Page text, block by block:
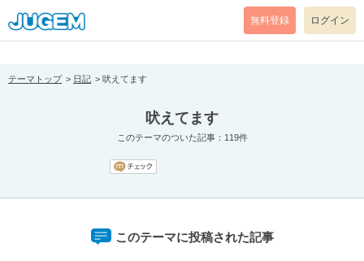
[pear_error: message="Success" code=0 mode=return level=notice
prefix="" info=""]
無料登録 ログイン
テーマトップ 日記 吠えてます
吠えてます
このテーマのついた記事：119件
このテーマに投稿された記事